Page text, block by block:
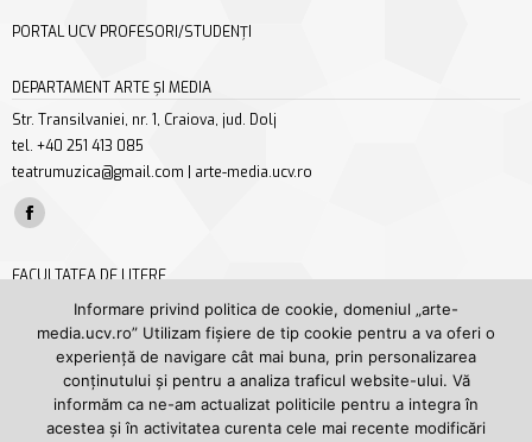
PORTAL UCV PROFESORI/STUDENȚI
DEPARTAMENT ARTE ȘI MEDIA
Str. Transilvaniei, nr. 1, Craiova, jud. Dolj
tel. +40 251 413 085
teatrumuzica@gmail.com | arte-media.ucv.ro
Find us on:
Facebook
window
FACULTATEA DE LITERE
Str. A. I. Cuza nr. 13, Craiova, jud. Dolj
tel/fax +40 251 414 468
secretariat.litere@ucv.ro | litere.ucv.ro/litere
Find us on:
FacebookYouTube
Informare privind politica de cookie, domeniul „arte-
media.ucv.ro” Utilizam fișiere de tip cookie pentru a va oferi o
experiență de navigare cât mai buna, prin personalizarea
conținutului și pentru a analiza traficul website-ului. Vă
informăm ca ne-am actualizat politicile pentru a integra în
acestea și în activitatea curenta cele mai recente modificări